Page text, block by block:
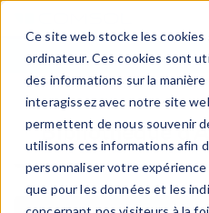
Ce site web stocke les
ordinateur. Ces cookies sont
des informations sur la
interagissez avec notre site
permettent de nous souvenir
utilisons ces informations afin
personnaliser votre expérience
que pour les données et les
Bibliothèque